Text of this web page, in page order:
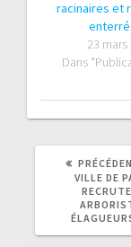
racinaires et
23 mars
Dans
VILLE DE